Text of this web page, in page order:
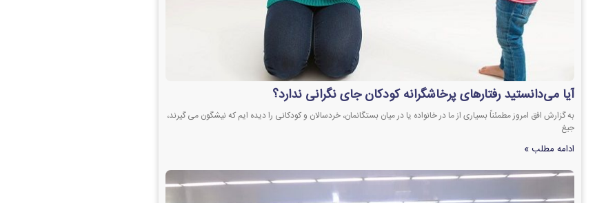
آیا می‌دانستید رفتارهای پرخاشگرانه کودکان جای نگرانی ندارد؟
به گزارش افق امروز مطمئناً بسیاری از ما در خانواده یا در میان بستگانمان، خردسالان و کودکانی را دیده ایم که نیشگون می گیرند،
جیغ
ادامه مطلب »